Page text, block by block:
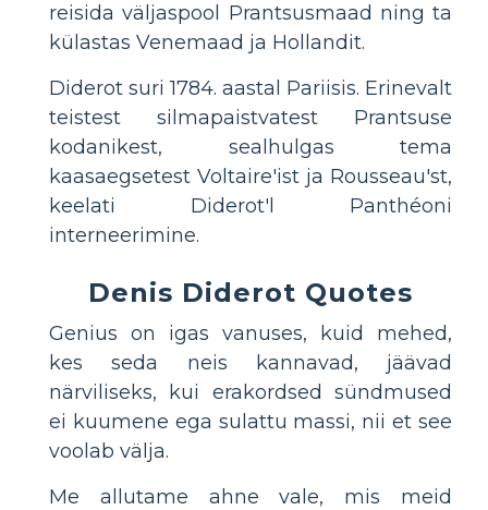
reisida väljaspool Prantsusmaad ning ta
külastas Venemaad ja Hollandit.
Diderot suri 1784. aastal Pariisis. Erinevalt
teistest silmapaistvatest Prantsuse
kodanikest, sealhulgas tema
kaasaegsetest Voltaire'ist ja Rousseau'st,
keelati Diderot'l Panthéoni
interneerimine.
Denis Diderot Quotes
Genius on igas vanuses, kuid mehed,
kes seda neis kannavad, jäävad
närviliseks, kui erakordsed sündmused
ei kuumene ega sulattu massi, nii et see
voolab välja.
Me allutame ahne vale, mis meid